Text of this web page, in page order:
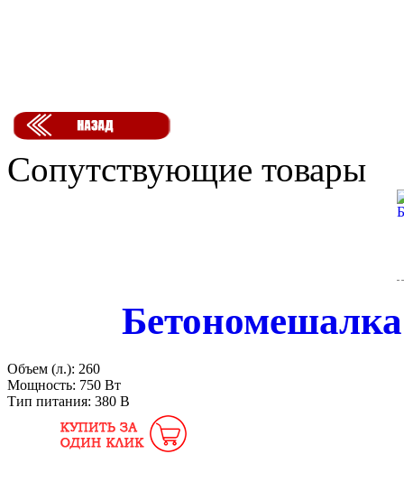
Сопутствующие товары
Объем (л.): 260
Мощность: 750 Вт
Тип питания: 380 В